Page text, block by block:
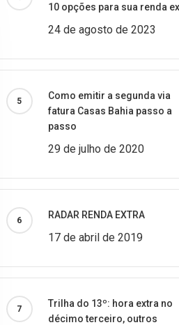
10 opções para sua renda
24 de agosto de 2023
Como emitir a segunda via
fatura Casas Bahia passo a
passo
29 de julho de 2020
RADAR RENDA EXTRA
17 de abril de 2019
Trilha do 13º: hora extra no
décimo terceiro, outros